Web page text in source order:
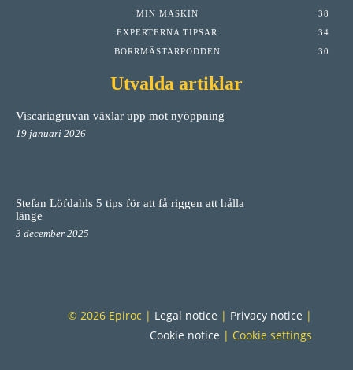
MIN MASKIN
38
EXPERTERNA TIPSAR
34
BORRMÄSTARPODDEN
30
Utvalda artiklar
Viscariagruvan växlar upp mot nyöppning
19 januari 2026
Stefan Löfdahls 5 tips för att få riggen att hålla
länge
3 december 2025
© 2026 Epiroc | Legal notice | Privacy notice |
Cookie notice | Cookie settings